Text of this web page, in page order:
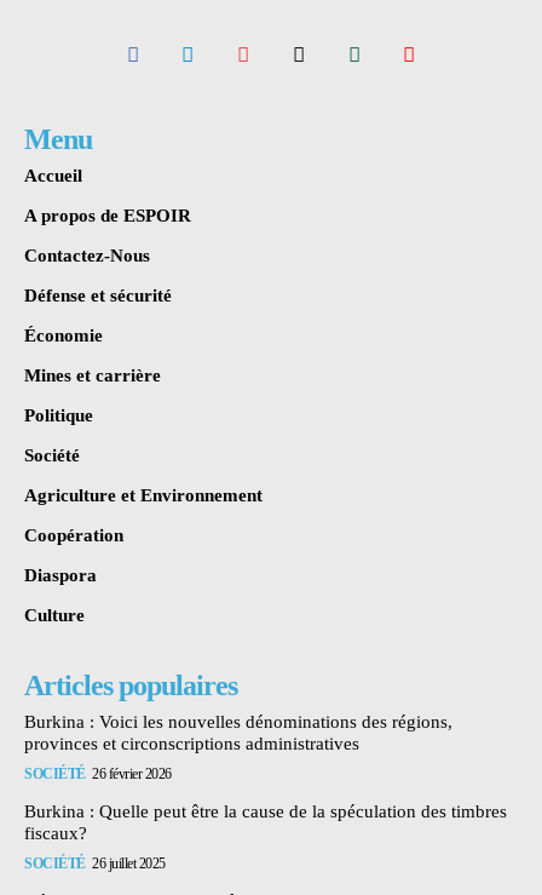
Menu
Accueil
A propos de ESPOIR
Contactez-Nous
Défense et sécurité
Économie
Mines et carrière
Politique
Société
Agriculture et Environnement
Coopération
Diaspora
Culture
Articles populaires
Burkina : Voici les nouvelles dénominations des régions,
provinces et circonscriptions administratives
SOCIÉTÉ 26 février 2026
Burkina : Quelle peut être la cause de la spéculation des timbres
fiscaux?
SOCIÉTÉ 26 juillet 2025